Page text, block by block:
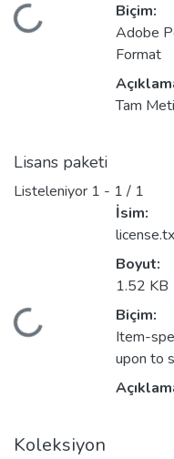
Yükleniyor...
Biçim:
Adobe
Format
Tam
Lisans paketi
Listeleniyor 1 - 1 / 1
Yükleniyor...
İsim:
Boyut:
1.52 KB
Biçim:
Item-
upon to
Koleksiyon